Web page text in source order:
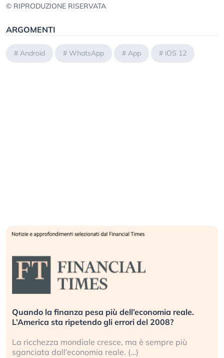
© RIPRODUZIONE RISERVATA
ARGOMENTI
# Android # WhatsApp # App # iOS 12
Quando la finanza pesa più dell’economia reale.
L’America sta ripetendo gli errori del 2008?
La ricchezza mondiale cresce, ma è sempre più
sganciata dall’economia reale. (…)